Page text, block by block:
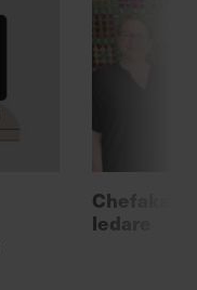
ledare